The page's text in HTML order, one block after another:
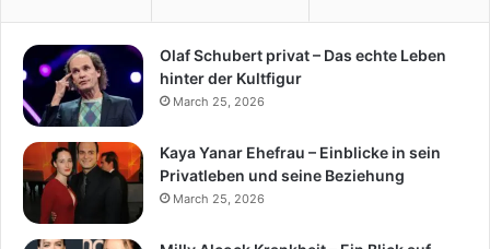
Olaf Schubert privat – Das echte Leben
hinter der Kultfigur
March 25, 2026
Kaya Yanar Ehefrau – Einblicke in sein
Privatleben und seine Beziehung
March 25, 2026